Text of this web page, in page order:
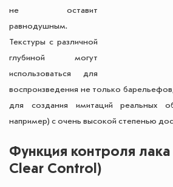
не оставит
равнодушным.
Текстуры с различной
глубиной могут
использоваться для
воспроизведения не только
для создания имитаций реальных
например) с очень высокой степенью
Функция контроля
Clear Control)